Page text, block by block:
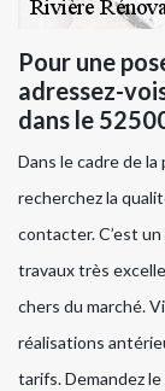
Pour une
adressez-
dans le
Dans le cadre de
recherchez la
contacter. C’est
travaux très
chers du marché.
réalisations
tarifs. Demandez